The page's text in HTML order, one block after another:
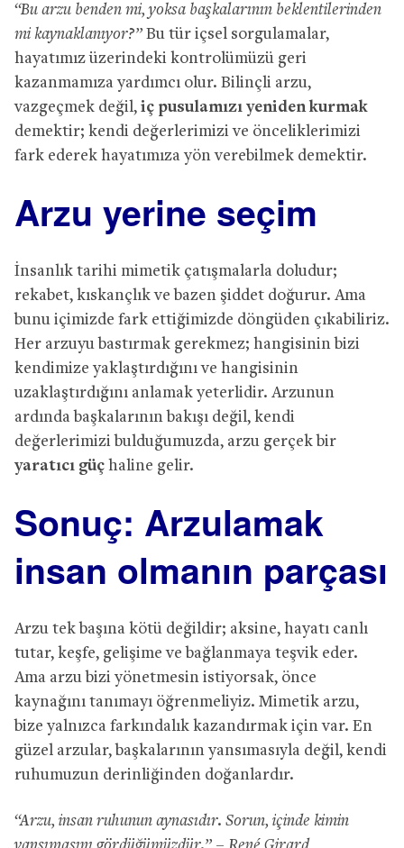
“Bu arzu benden mi, yoksa başkalarının beklentilerinden
mi kaynaklanıyor?” Bu tür içsel sorgulamalar,
hayatımız üzerindeki kontrolümüzü geri
kazanmamıza yardımcı olur. Bilinçli arzu,
vazgeçmek değil, iç pusulamızı yeniden kurmak
demektir; kendi değerlerimizi ve önceliklerimizi
fark ederek hayatımıza yön verebilmek demektir.
Arzu yerine seçim
İnsanlık tarihi mimetik çatışmalarla doludur;
rekabet, kıskançlık ve bazen şiddet doğurur. Ama
bunu içimizde fark ettiğimizde döngüden çıkabiliriz.
Her arzuyu bastırmak gerekmez; hangisinin bizi
kendimize yaklaştırdığını ve hangisinin
uzaklaştırdığını anlamak yeterlidir. Arzunun
ardında başkalarının bakışı değil, kendi
değerlerimizi bulduğumuzda, arzu gerçek bir
yaratıcı güç haline gelir.
Sonuç: Arzulamak
insan olmanın parçası
Arzu tek başına kötü değildir; aksine, hayatı canlı
tutar, keşfe, gelişime ve bağlanmaya teşvik eder.
Ama arzu bizi yönetmesin istiyorsak, önce
kaynağını tanımayı öğrenmeliyiz. Mimetik arzu,
bize yalnızca farkındalık kazandırmak için var. En
güzel arzular, başkalarının yansımasıyla değil, kendi
ruhumuzun derinliğinden doğanlardır.
“Arzu, insan ruhunun aynasıdır. Sorun, içinde kimin